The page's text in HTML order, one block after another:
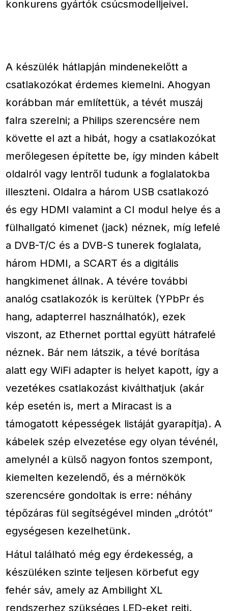
konkurens gyártók csúcsmodelljeivel.
A készülék hátlapján mindenekelőtt a
csatlakozókat érdemes kiemelni. Ahogyan
korábban már említettük, a tévét muszáj
falra szerelni; a Philips szerencsére nem
követte el azt a hibát, hogy a csatlakozókat
merőlegesen építette be, így minden kábelt
oldalról vagy lentről tudunk a foglalatokba
illeszteni. Oldalra a három USB csatlakozó
és egy HDMI valamint a CI modul helye és a
fülhallgató kimenet (jack) néznek, míg lefelé
a DVB-T/C és a DVB-S tunerek foglalata,
három HDMI, a SCART és a digitális
hangkimenet állnak. A tévére további
analóg csatlakozók is kerültek (YPbPr és
hang, adapterrel használhatók), ezek
viszont, az Ethernet porttal együtt hátrafelé
néznek. Bár nem látszik, a tévé borítása
alatt egy WiFi adapter is helyet kapott, így a
vezetékes csatlakozást kiválthatjuk (akár
kép esetén is, mert a Miracast is a
támogatott képességek listáját gyarapítja). A
kábelek szép elvezetése egy olyan tévénél,
amelynél a külső nagyon fontos szempont,
kiemelten kezelendő, és a mérnökök
szerencsére gondoltak is erre: néhány
tépőzáras fül segítségével minden „drótót”
egységesen kezelhetünk.
Hátul található még egy érdekesség, a
készüléken szinte teljesen körbefut egy
fehér sáv, amely az Ambilight XL
rendszerhez szükséges LED-eket rejti.